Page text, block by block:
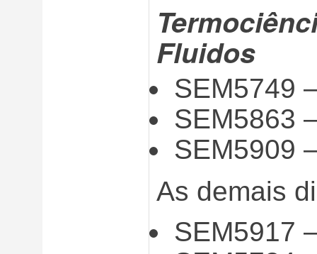
Fluidos
SEM5749
SEM5863
SEM5909
As demais
SEM5917